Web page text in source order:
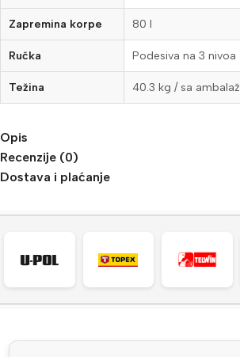
Zapremina korpe 80 l
Ručka Podesiva na 3 nivoa
Težina 40.3 kg / sa
Opis
Recenzije (0)
Dostava i plaćanje